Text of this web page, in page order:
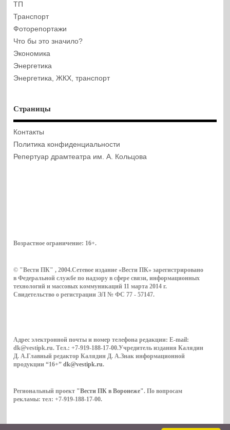
ТП
Транспорт
Фоторепортажи
Что бы это значило?
Экономика
Энергетика
Энергетика, ЖКХ, транспорт
Страницы
Контакты
Политика конфиденциальности
Репертуар драмтеатра им. А. Кольцова
Возрастное ограничение: 16+.
© "Вести ПК" , 2004.Сетевое издание «Вести ПК» зарегистрировано
в Федеральной службе по надзору в сфере связи, информационных
технологий и массовых коммуникаций 11 марта 2014 г.
Свидетельство о регистрации ЭЛ № ФС 77 - 57147.
Адрес электронной почты и номер телефона редакции: E-mail:
dk@vestipk.ru. Тел.: +7-919-188-17-00.Учредитель издания Калядин
Д. А.Главный редактор Калядин Д. А.Знак информационной
продукции “16+”dk@vestipk.ru.
Региональный проект "Вести ПК в Воронеже". По вопросам
рекламы: тел: +7-919-188-17-00.